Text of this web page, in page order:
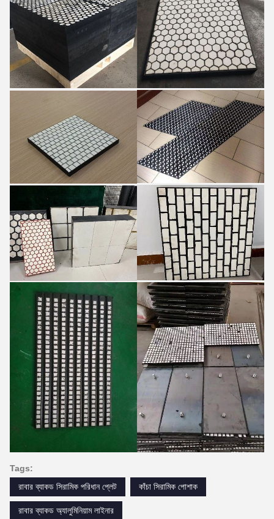
Tags:
রাবার ব্যাকড সিরামিক পরিধান প্লেট
কাঁচা সিরামিক পোশাক
রাবার ব্যাকড অ্যালুমিনিয়াম লাইনার